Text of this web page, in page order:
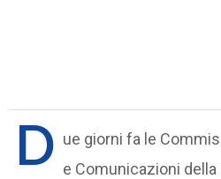
D ue giorni fa le
e Comunicazioni